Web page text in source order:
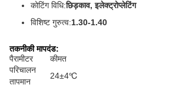
कोटिंग विधि:छिड़काव, इलेक्ट्रोप्लेटिंग
विशिष्ट गुरुत्व:1.30-1.40
तकनीकी मापदंड:
पैरामीटर
कीमत
परिचालन
तापमान
24±4℃